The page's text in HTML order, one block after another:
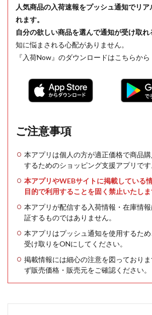
人気商品の入荷速報をプッシュ通知でリ
れます。
自分の欲しい商品を選んで通知が受け取れ
知に悩まされる心配がありません。
『入荷Now』のダウンロードはこちらから
ご注意事項
本アプリは個人の方が適正価格で商品
するためのショッピング支援アプリです
本アプリやWEBサイトに掲載している
目的で利用することを固く禁止いたしま
本アプリが配信する入荷情報・在庫情
証するものではありません。
本アプリはプッシュ通知を使用するた
受け取りをONにしてください。
掲載情報には細心の注意を図っており
ず販売価格・販売元をご確認ください。